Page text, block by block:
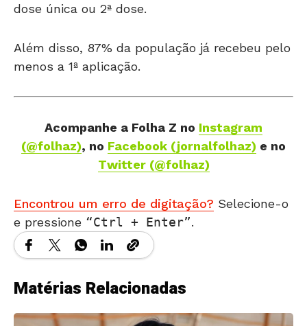
dose única ou 2ª dose.
Além disso, 87% da população já recebeu pelo
menos a 1ª aplicação.
Acompanhe a Folha Z no Instagram
(@folhaz), no Facebook (jornalfolhaz) e no
Twitter (@folhaz)
Encontrou um erro de digitação? Selecione-o
e pressione
Ctrl + Enter .
Matérias Relacionadas